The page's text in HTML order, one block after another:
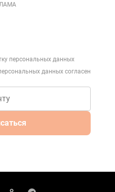
персональных данных
данных согласен